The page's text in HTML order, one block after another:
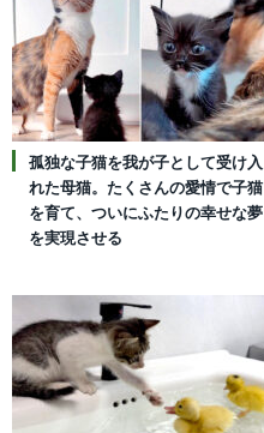
孤独な子猫を我が子として受け入
れた母猫。たくさんの愛情で子猫
を育て、ついにふたりの幸せな夢
を実現させる